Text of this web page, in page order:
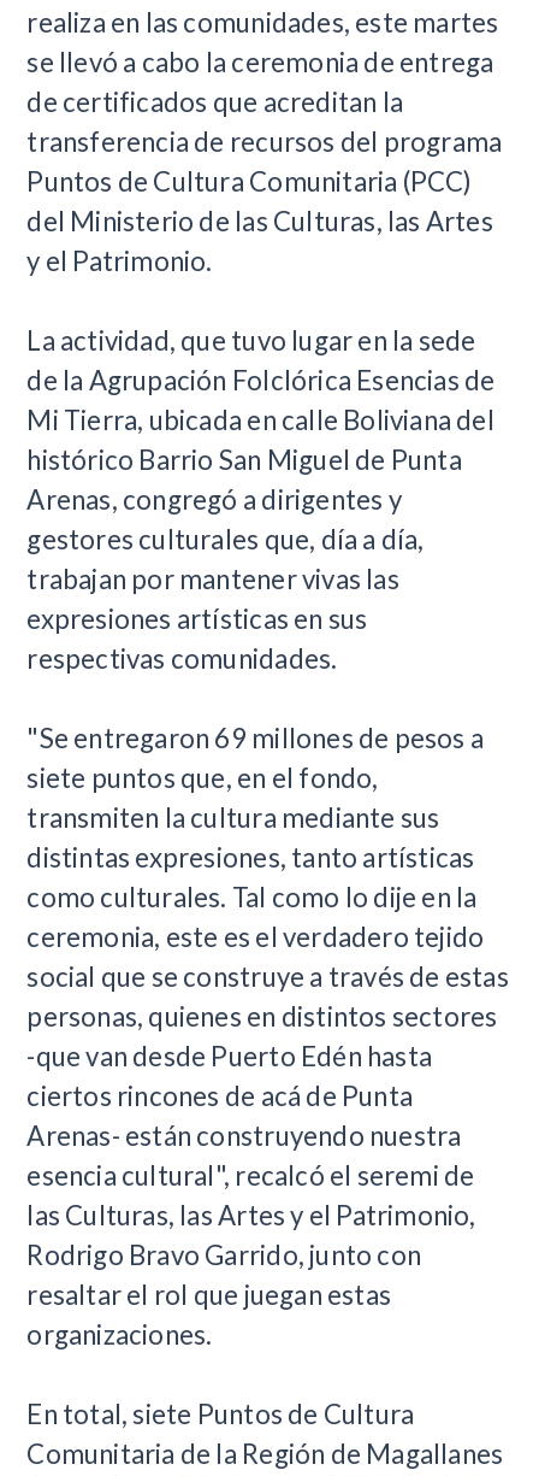
realiza en las comunidades, este martes
se llevó a cabo la ceremonia de entrega
de certificados que acreditan la
transferencia de recursos del programa
Puntos de Cultura Comunitaria (PCC)
del Ministerio de las Culturas, las Artes
y el Patrimonio.
La actividad, que tuvo lugar en la sede
de la Agrupación Folclórica Esencias de
Mi Tierra, ubicada en calle Boliviana del
histórico Barrio San Miguel de Punta
Arenas, congregó a dirigentes y
gestores culturales que, día a día,
trabajan por mantener vivas las
expresiones artísticas en sus
respectivas comunidades.
"Se entregaron 69 millones de pesos a
siete puntos que, en el fondo,
transmiten la cultura mediante sus
distintas expresiones, tanto artísticas
como culturales. Tal como lo dije en la
ceremonia, este es el verdadero tejido
social que se construye a través de estas
personas, quienes en distintos sectores
-que van desde Puerto Edén hasta
ciertos rincones de acá de Punta
Arenas- están construyendo nuestra
esencia cultural", recalcó el seremi de
las Culturas, las Artes y el Patrimonio,
Rodrigo Bravo Garrido, junto con
resaltar el rol que juegan estas
organizaciones.
En total, siete Puntos de Cultura
Comunitaria de la Región de Magallanes